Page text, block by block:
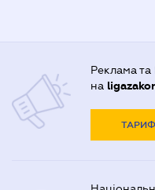
Реклама та
на